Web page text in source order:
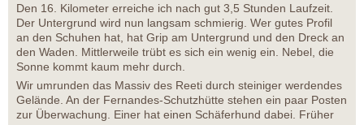
Den 16. Kilometer erreiche ich nach gut 3,5 Stunden Laufzeit.
Der Untergrund wird nun langsam schmierig. Wer gutes Profil
an den Schuhen hat, hat Grip am Untergrund und den Dreck an
den Waden. Mittlerweile trübt es sich ein wenig ein. Nebel, die
Sonne kommt kaum mehr durch.
Wir umrunden das Massiv des Reeti durch steiniger werdendes
Gelände. An der Fernandes-Schutzhütte stehen ein paar Posten
zur Überwachung. Einer hat einen Schäferhund dabei. Früher